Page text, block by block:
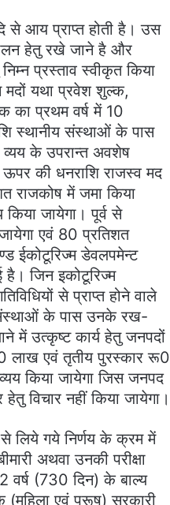
से आय प्राप्त होती है। उस
हेतु रखे जाने है और
प्रस्ताव स्वीकृत किया
मदों यथा प्रवेश शुल्क,
का प्रथम वर्ष में 10
स्थानीय संस्थाओं के पास
के उपरान्त अवशेष
की धनराशि राजस्व मद
राजकोष में जमा किया
जायेगा। पूर्व से
एवं 80 प्रतिशत
ईकोटूरिज्म डेवलपमेन्ट
है। जिन इकोटूरिज्म
से प्राप्त होने वाले
संस्थाओं के पास उनके रख-
में उत्कृष्ट कार्य हेतु जनपदों
लाख एवं तृतीय पुरस्कार रू0
किया जायेगा जिस जनपद
विचार नहीं किया जायेगा।
से लिये गये निर्णय के क्रम में
अथवा उनकी परीक्षा
(730 दिन) के बाल्य
(महिला एवं पुरूष) सरकारी